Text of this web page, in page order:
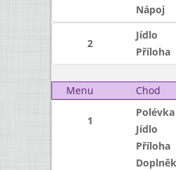
Nápoj
2
Jídlo
Příloha
Menu
Chod
1
Polévka
Jídlo
Příloha
Doplněk